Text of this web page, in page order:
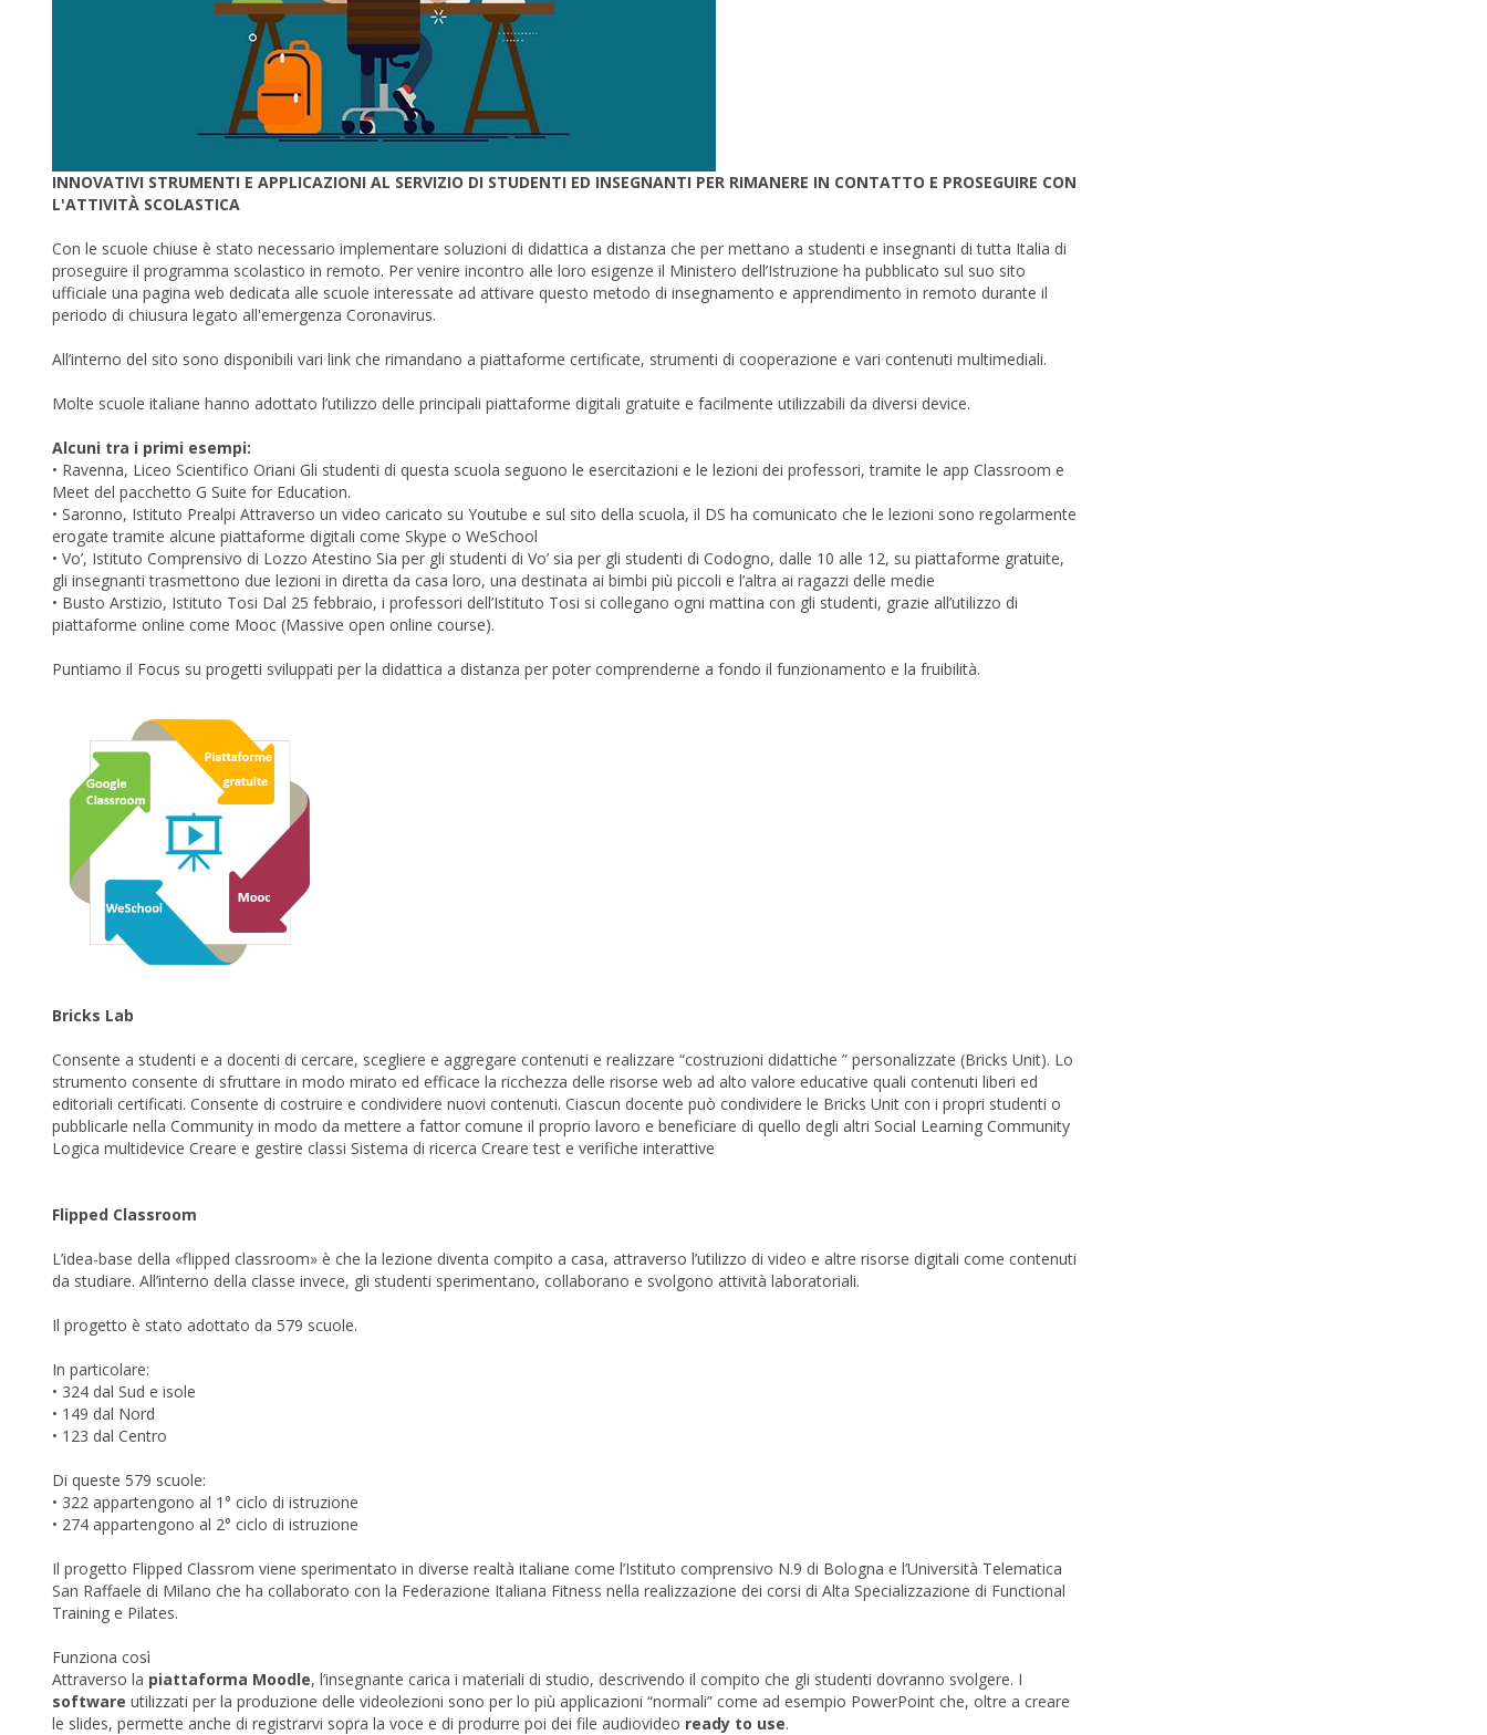
INNOVATIVI STRUMENTI E APPLICAZIONI AL SERVIZIO DI STUDENTI ED INSEGNANTI PER RIMANERE IN CONTATTO E PROSEGUIRE CON
L'ATTIVITÀ SCOLASTICA
Con le scuole chiuse è stato necessario implementare soluzioni di didattica a distanza che per mettano a studenti e insegnanti di tutta Italia di
proseguire il programma scolastico in remoto. Per venire incontro alle loro esigenze il Ministero dell’Istruzione ha pubblicato sul suo sito
ufficiale una pagina web dedicata alle scuole interessate ad attivare questo metodo di insegnamento e apprendimento in remoto durante il
periodo di chiusura legato all'emergenza Coronavirus.
All’interno del sito sono disponibili vari link che rimandano a piattaforme certificate, strumenti di cooperazione e vari contenuti multimediali.
Molte scuole italiane hanno adottato l’utilizzo delle principali piattaforme digitali gratuite e facilmente utilizzabili da diversi device.
Alcuni tra i primi esempi:
• Ravenna, Liceo Scientifico Oriani Gli studenti di questa scuola seguono le esercitazioni e le lezioni dei professori, tramite le app Classroom e
Meet del pacchetto G Suite for Education.
• Saronno, Istituto Prealpi Attraverso un video caricato su Youtube e sul sito della scuola, il DS ha comunicato che le lezioni sono regolarmente
erogate tramite alcune piattaforme digitali come Skype o WeSchool
• Vo’, Istituto Comprensivo di Lozzo Atestino Sia per gli studenti di Vo’ sia per gli studenti di Codogno, dalle 10 alle 12, su piattaforme gratuite,
gli insegnanti trasmettono due lezioni in diretta da casa loro, una destinata ai bimbi più piccoli e l’altra ai ragazzi delle medie
• Busto Arstizio, Istituto Tosi Dal 25 febbraio, i professori dell’Istituto Tosi si collegano ogni mattina con gli studenti, grazie all’utilizzo di
piattaforme online come Mooc (Massive open online course).
Puntiamo il Focus su progetti sviluppati per la didattica a distanza per poter comprenderne a fondo il funzionamento e la fruibilità.
Bricks Lab
Consente a studenti e a docenti di cercare, scegliere e aggregare contenuti e realizzare “costruzioni didattiche ” personalizzate (Bricks Unit). Lo
strumento consente di sfruttare in modo mirato ed efficace la ricchezza delle risorse web ad alto valore educative quali contenuti liberi ed
editoriali certificati. Consente di costruire e condividere nuovi contenuti. Ciascun docente può condividere le Bricks Unit con i propri studenti o
pubblicarle nella Community in modo da mettere a fattor comune il proprio lavoro e beneficiare di quello degli altri Social Learning Community
Logica multidevice Creare e gestire classi Sistema di ricerca Creare test e verifiche interattive
Flipped Classroom
L’idea-base della «flipped classroom» è che la lezione diventa compito a casa, attraverso l’utilizzo di video e altre risorse digitali come contenuti
da studiare. All’interno della classe invece, gli studenti sperimentano, collaborano e svolgono attività laboratoriali.
Il progetto è stato adottato da 579 scuole.
In particolare:
• 324 dal Sud e isole
• 149 dal Nord
• 123 dal Centro
Di queste 579 scuole:
• 322 appartengono al 1° ciclo di istruzione
• 274 appartengono al 2° ciclo di istruzione
Il progetto Flipped Classrom viene sperimentato in diverse realtà italiane come l’Istituto comprensivo N.9 di Bologna e l’Università Telematica
San Raffaele di Milano che ha collaborato con la Federazione Italiana Fitness nella realizzazione dei corsi di Alta Specializzazione di Functional
Training e Pilates.
Funziona così
Attraverso la piattaforma Moodle, l’insegnante carica i materiali di studio, descrivendo il compito che gli studenti dovranno svolgere. I
software utilizzati per la produzione delle videolezioni sono per lo più applicazioni “normali” come ad esempio PowerPoint che, oltre a creare
le slides, permette anche di registrarvi sopra la voce e di produrre poi dei file audiovideo ready to use.